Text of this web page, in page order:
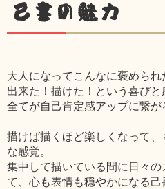
己書の魅力
大人になってこんなに褒められ
出来た！描けた！という喜びと
全てが自己肯定感アップに繋が
描けば描くほど楽しくなって
な感覚。
集中して描いている間に日々
て、心も表情も穏やかになる